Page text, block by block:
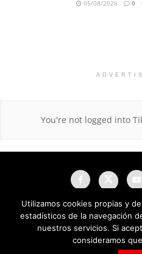
05/08/2026 0
You're not logged into
Utilizamos cookies propias y
estadísticos de la navegación
nuestros servicios. Si
consideramos